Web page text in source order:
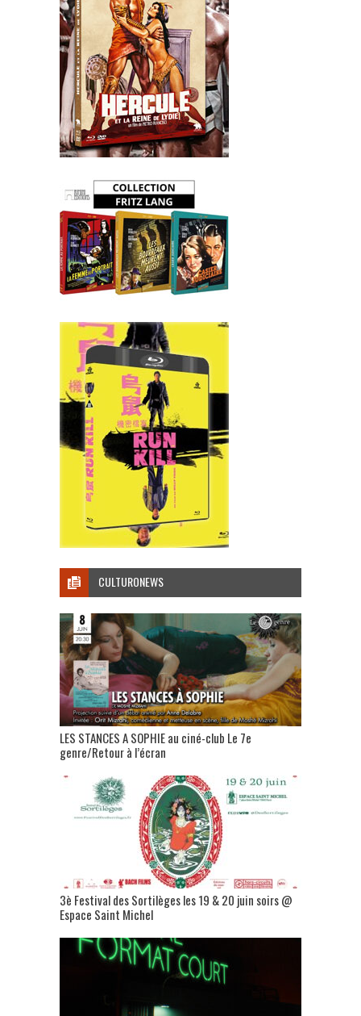
CULTURONEWS
LES STANCES A SOPHIE au ciné-club Le 7e
genre/Retour à l’écran
3è Festival des Sortilèges les 19 & 20 juin soirs @
Espace Saint Michel